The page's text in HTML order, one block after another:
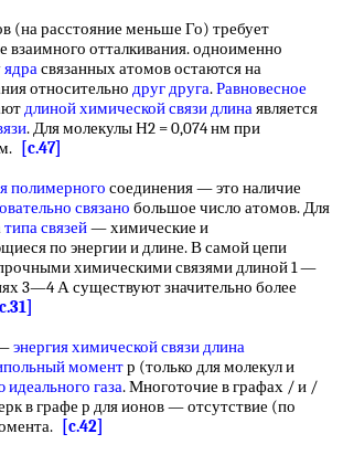
расстояние меньше Го) требует
взаимного отталкивания. одноименно
ядрасвязанных атомов остаются на
относительно друг друга.Равновесное
длиной химической связи длинаявляется
. Для молекулы Н2 = 0,074 нм при
[c.47]
полимерного соединения — это наличие
связано большое число атомов. Для
типа связей— химические и
по энергии и длине. В самой цепи
химическими связями длиной 1 —
3—4 А существуют значительно более
энергия химической связи длина
моментр (только для молекул и
газа. Многоточие в графах / и /
в графе р для ионов — отсутствие (по
[c.42]